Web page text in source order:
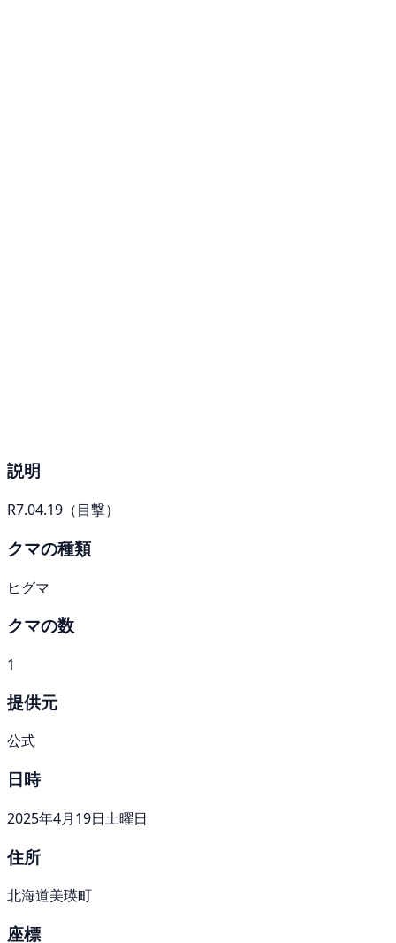
説明
R7.04.19（目撃）
クマの種類
ヒグマ
クマの数
1
提供元
公式
日時
2025年4月19日土曜日
住所
北海道美瑛町
座標